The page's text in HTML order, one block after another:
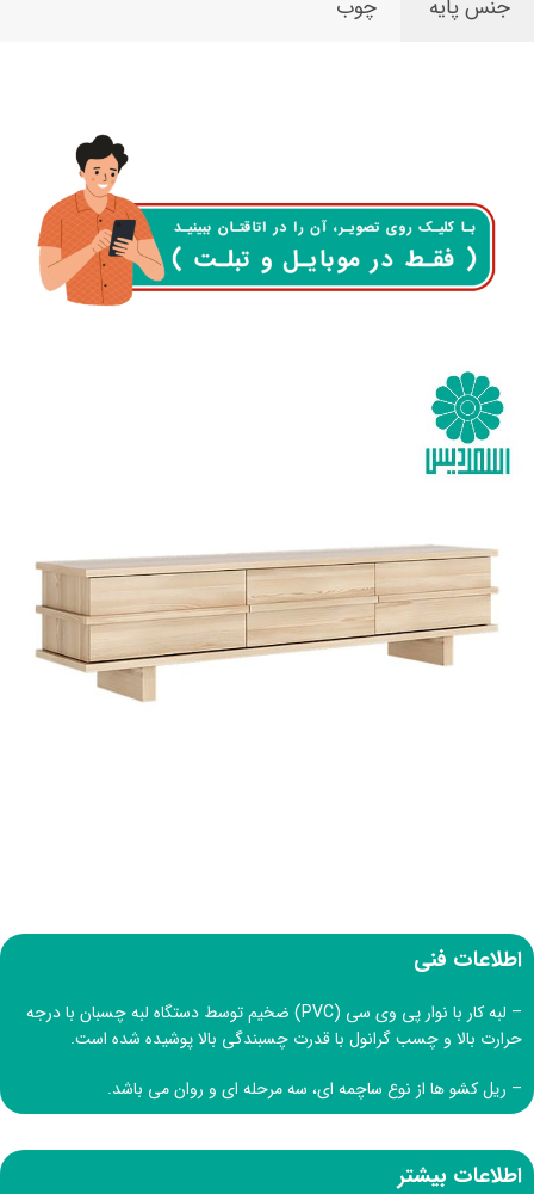
جنس پایه چوب
اطلاعات فنی
– لبه کار با نوار پی وی سی (PVC) ضخیم توسط دستگاه لبه چسبان با درجه
حرارت بالا و چسب گرانول با قدرت چسبندگی بالا پوشیده شده است.
– ریل کشو ها از نوع ساچمه ای، سه مرحله ای و روان می باشد.
اطلاعات بیشتر